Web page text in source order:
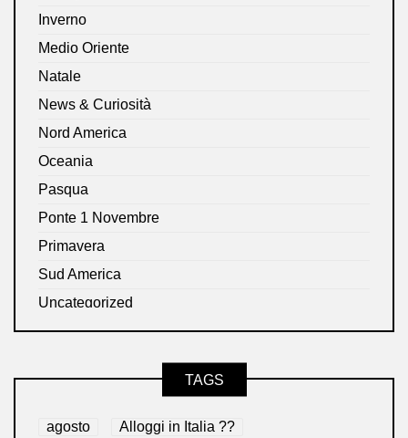
Inverno
Medio Oriente
Natale
News & Curiosità
Nord America
Oceania
Pasqua
Ponte 1 Novembre
Primavera
Sud America
Uncategorized
TAGS
agosto
Alloggi in Italia ??